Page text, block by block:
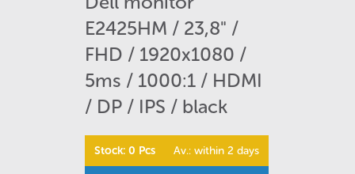
E2425HM / 23,8" /
FHD / 1920x1080 /
5ms / 1000:1 / HDMI
/ DP / IPS / black
Stock: 0 Pcs Av.: within 2 days